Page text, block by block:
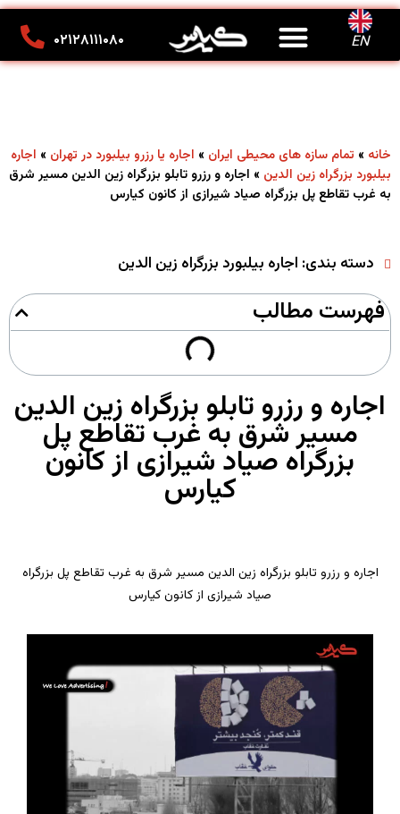
EN ۰۲۱۲۸۱۱۱۰۸۰
خانه » تمام سازه های محیطی ایران » اجاره یا رزرو بیلبورد در تهران » اجاره
بیلبورد بزرگراه زین الدین » اجاره و رزرو تابلو بزرگراه زین الدین مسیر شرق
به غرب تقاطع پل بزرگراه صیاد شیرازی از کانون کیارس
دسته بندی: اجاره بیلبورد بزرگراه زین الدین
فهرست مطالب
اجاره و رزرو تابلو بزرگراه زین الدین
مسیر شرق به غرب تقاطع پل
بزرگراه صیاد شیرازی از کانون
کیارس
اجاره و رزرو تابلو بزرگراه زین الدین مسیر شرق به غرب تقاطع پل بزرگراه
صیاد شیرازی از کانون کیارس